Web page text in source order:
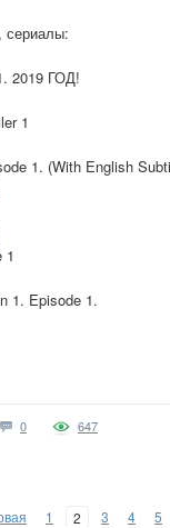
ГОД!
1
1. (With English
1
1. Episode 1.
0 647
1 2 3 4 5